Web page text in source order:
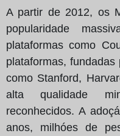
A partir de 2012, os
popularidade
plataformas como
plataformas,
como Stanford,
alta qualidade
reconhecidos. A
anos, milhóes de